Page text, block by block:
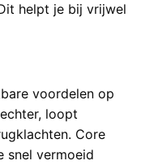
helpt je bij vrijwel
voordelen op
loopt
Core
snel vermoeid